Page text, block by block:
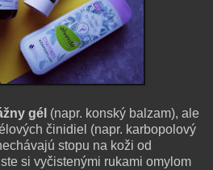
gél (napr. konský balzam), ale
činidiel (napr. karbopolový
stopu na koži od
si vyčistenými rukami omylom